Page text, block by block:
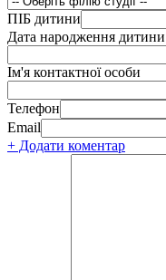
ПІБ дитини
Дата народження дитини
Ім'я контактної особи
Телефон
Email
+ Додати коментар